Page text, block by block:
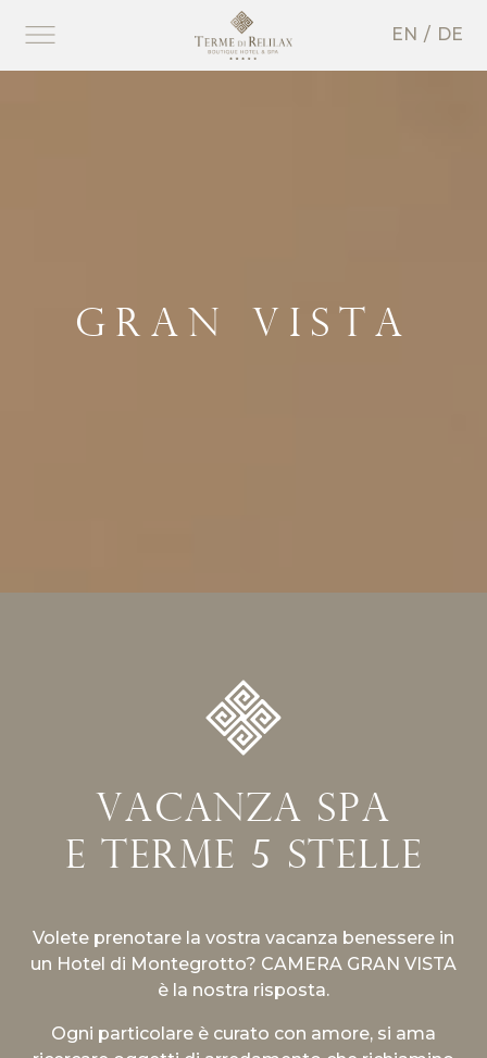
EN DE
GRAN VISTA
vacanza spa
e terme 5 stelle
Volete prenotare la vostra vacanza benessere in
un Hotel di Montegrotto? CAMERA GRAN VISTA
è la nostra risposta.
Ogni particolare è curato con amore, si ama